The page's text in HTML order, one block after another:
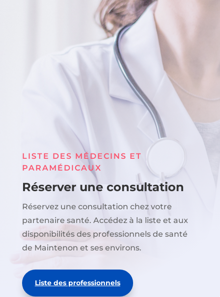
LISTE DES MÉDECINS ET
PARAMÉDICAUX
Réserver une consultation
Réservez une consultation chez votre
partenaire santé. Accédez à la liste et aux
disponibilités des professionnels de santé
de Maintenon et ses environs.
Liste des professionnels